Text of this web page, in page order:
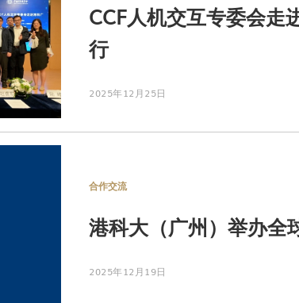
CCF人机交互专委会走
行
2025年12月25日
合作交流
港科大（广州）举办全
2025年12月19日